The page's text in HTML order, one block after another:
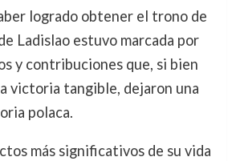
logrado obtener el trono de
Ladislao estuvo marcada por
y contribuciones que, si bien
victoria tangible, dejaron una
polaca.
más significativos de su vida